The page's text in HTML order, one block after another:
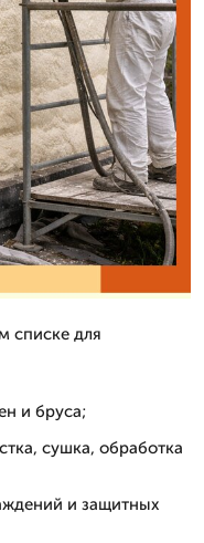
списке для
и бруса;
сушка, обработка
и защитных